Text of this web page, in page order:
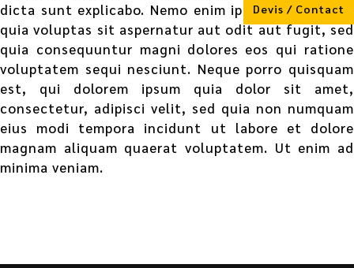
Devis / Contact
dicta sunt explicabo. Nemo enim ipsam voluptatem
quia voluptas sit aspernatur aut odit aut fugit, sed
quia consequuntur magni dolores eos qui ratione
voluptatem sequi nesciunt. Neque porro quisquam
est, qui dolorem ipsum quia dolor sit amet,
consectetur, adipisci velit, sed quia non numquam
eius modi tempora incidunt ut labore et dolore
magnam aliquam quaerat voluptatem. Ut enim ad
minima veniam.